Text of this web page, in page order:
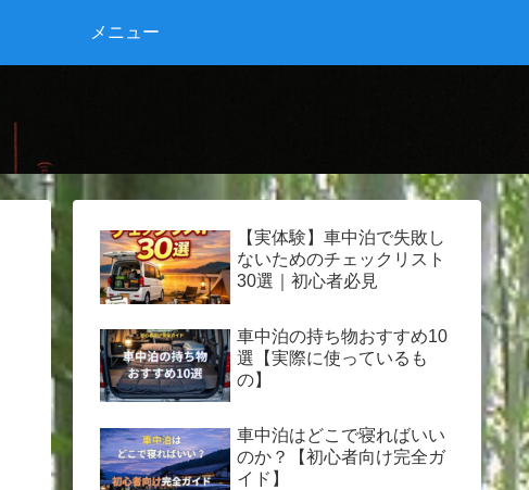
メニュー
【実体験】車中泊で失敗し
ないためのチェックリスト
30選｜初心者必見
車中泊の持ち物おすすめ10
選【実際に使っているも
の】
車中泊はどこで寝ればいい
のか？【初心者向け完全ガ
イド】